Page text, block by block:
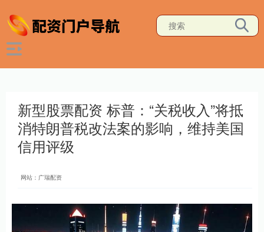
新型股票配资 标普：“关税收入”将抵
消特朗普税改法案的影响，维持美国
信用评级
网站：广瑞配资